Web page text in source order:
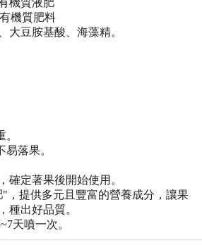
機質肥料
大豆胺基酸、海藻精。
落果。
確定著果後開始使用。
，提供多元且豐富的營養成分，讓果
種出好品質。
天噴一次。